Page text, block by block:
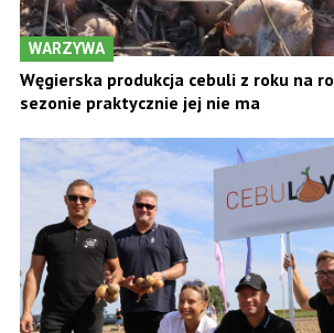
WARZYWA
Węgierska produkcja cebuli z roku na
sezonie praktycznie jej nie ma